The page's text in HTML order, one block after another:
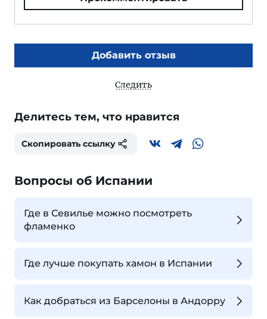
Добавить отзыв
Следить
Делитесь тем, что нравится
Скопировать ссылку
Вопросы об Испании
Где в Севилье можно посмотреть
фламенко
Где лучше покупать хамон в Испании
Как добраться из Барселоны в Андорру